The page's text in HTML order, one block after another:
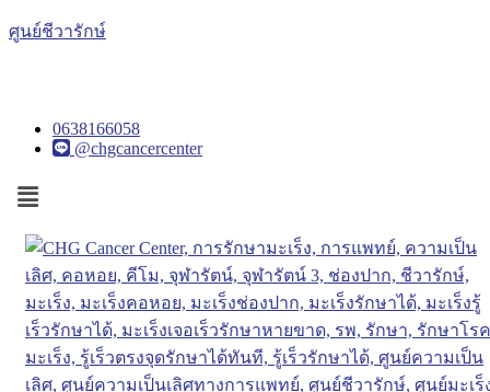
ศูนย์ชีวารักษ์
0638166058
@chgcancercenter
Menu